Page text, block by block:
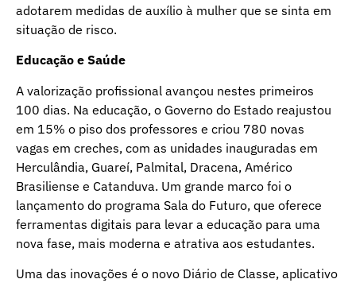
adotarem medidas de auxílio à mulher que se sinta em
situação de risco.
Educação e Saúde
A valorização profissional avançou nestes primeiros
100 dias. Na educação, o Governo do Estado reajustou
em 15% o piso dos professores e criou 780 novas
vagas em creches, com as unidades inauguradas em
Herculândia, Guareí, Palmital, Dracena, Américo
Brasiliense e Catanduva. Um grande marco foi o
lançamento do programa Sala do Futuro, que oferece
ferramentas digitais para levar a educação para uma
nova fase, mais moderna e atrativa aos estudantes.
Uma das inovações é o novo Diário de Classe, aplicativo